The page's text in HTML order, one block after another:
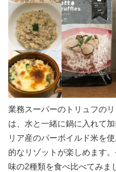
業務スーパーのトリュフの
は、水と一緒に鍋に入れて
リア産のパーボイルド米を
的なリゾットが楽しめます
味の2種類を食べ比べてみま